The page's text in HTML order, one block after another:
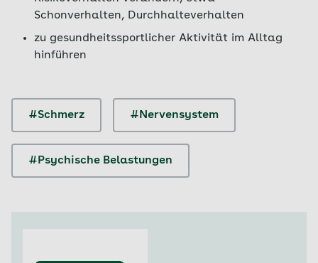
Schonverhalten, Durchhalteverhalten
zu gesundheitssportlicher Aktivität im Alltag
hinführen
#Schmerz #Nervensystem
#Psychische Belastungen